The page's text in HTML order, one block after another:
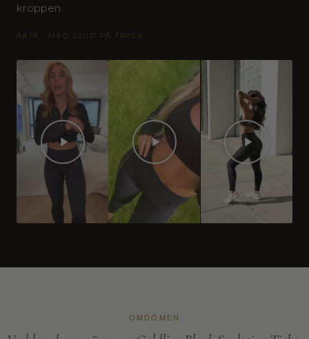
kroppen.
ÄKTA · MED LJUD PÅ TRYCK
OMDÖMEN